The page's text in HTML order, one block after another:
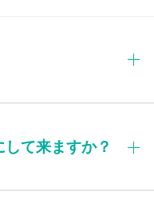
て来ますか？